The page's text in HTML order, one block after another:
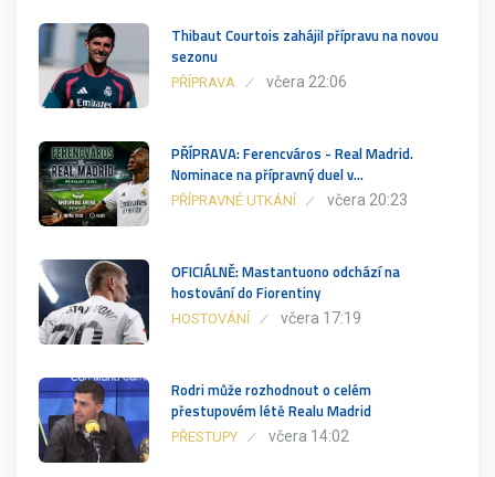
Thibaut Courtois zahájil přípravu na novou
sezonu
PŘÍPRAVA včera 22:06
PŘÍPRAVA: Ferencváros - Real Madrid.
Nominace na přípravný duel v…
PŘÍPRAVNÉ UTKÁNÍ včera 20:23
OFICIÁLNĚ: Mastantuono odchází na
hostování do Fiorentiny
HOSTOVÁNÍ včera 17:19
Rodri může rozhodnout o celém
přestupovém létě Realu Madrid
PŘESTUPY včera 14:02